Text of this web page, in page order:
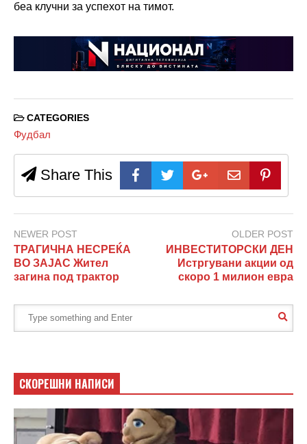
беа клучни за успехот на тимот.
CATEGORIES
Фудбал
Share This
NEWER POST
ТРАГИЧНА НЕСРЕЌА
ВО ЗАЈАС Жител
загина под трактор
OLDER POST
ИНВЕСТИТОРСКИ ДЕН
Истргувани акции од
скоро 1 милион евра
СКОРЕШНИ НАПИСИ